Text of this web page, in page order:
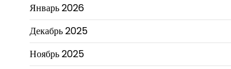
Январь 2026
Декабрь 2025
Ноябрь 2025